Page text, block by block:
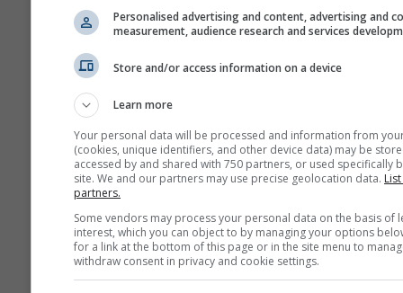
Personalised advertising and content, advertising and
measurement, audience research and services
Store and/or access information on a device
Learn more
Your personal data will be processed and information from
(cookies, unique identifiers, and other device data) may be
accessed by and shared with 750 partners, or used specifically
site. We and our partners may use precise geolocation data.
partners.
Some vendors may process your personal data on the basis of
interest, which you can object to by managing your options
for a link at the bottom of this page or in the site menu to
withdraw consent in privacy and cookie settings.